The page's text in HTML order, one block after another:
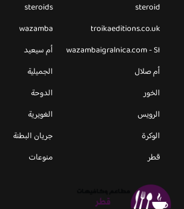
steroid
steroids
troikaeditions.co.uk
wazamba
wazambaigralnica.com - SI
أم سيعيد
أم صلال
الجميلية
الخور
الدوحة
الرويس
الغويرية
الوكرة
جريان البطنة
قطر
منوعات